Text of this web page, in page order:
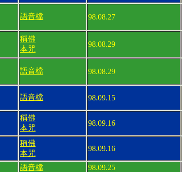
語音檔 98.08.27
稱佛
本咒
98.08.29
語音檔 98.08.29
語音檔 98.09.15
稱佛
本咒
98.09.16
稱佛
本咒
98.09.16
語音檔 98.09.25